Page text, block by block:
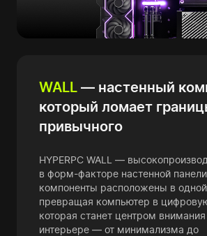
WALL — настенный
который ломает
привычного
HYPERPC WALL —
в форм-факторе настенной
компоненты расположены в одной
превращая компьютер в
которая станет центром
интерьере — от минимализма до